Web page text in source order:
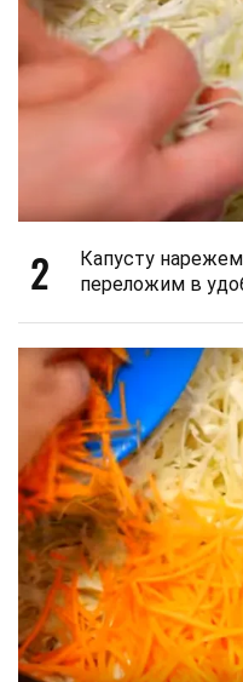
2
Капусту
переложим в